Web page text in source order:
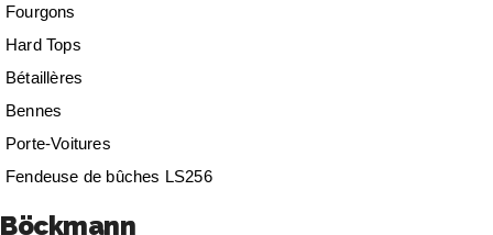
Fourgons
Hard Tops
Bétaillères
Bennes
Porte-Voitures
Fendeuse de bûches LS256
Böckmann